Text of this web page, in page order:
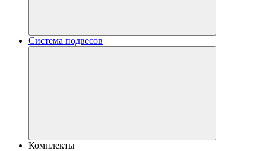
Система подвесов
Комплекты